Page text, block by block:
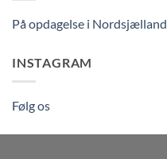
På opdagelse i Nordsjælland
INSTAGRAM
Følg os